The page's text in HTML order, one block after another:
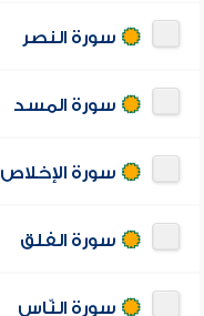
سورة النصر
سورة المسد
سورة الإخلاص
سورة الفلق
سورة النّاس